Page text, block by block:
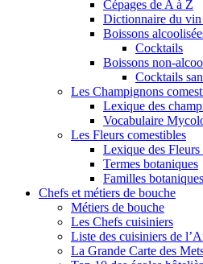
Cépages de A à Z
Dictionnaire du
Boissons
Cocktails
Boissons non-
Cocktails
Les Champignons
Lexique des
Vocabulaire
Les Fleurs comestibles
Lexique des Fleurs
Termes botaniques
Familles botaniques
Chefs et métiers de bouche
Métiers de bouche
Les Chefs cuisiniers
Liste des cuisiniers de
La Grande Carte des